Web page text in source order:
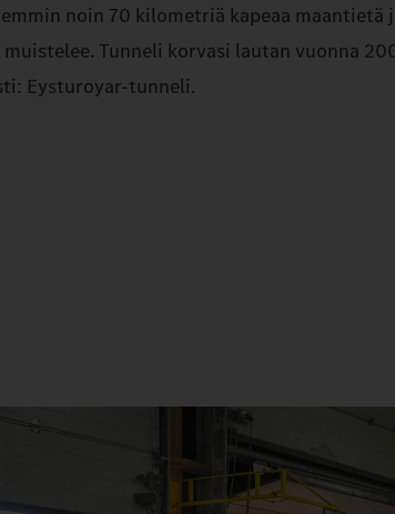
noin 70 kilometriä kapeaa maantietä
Tunneli korvasi lautan vuonna
Eysturoyar-tunneli.